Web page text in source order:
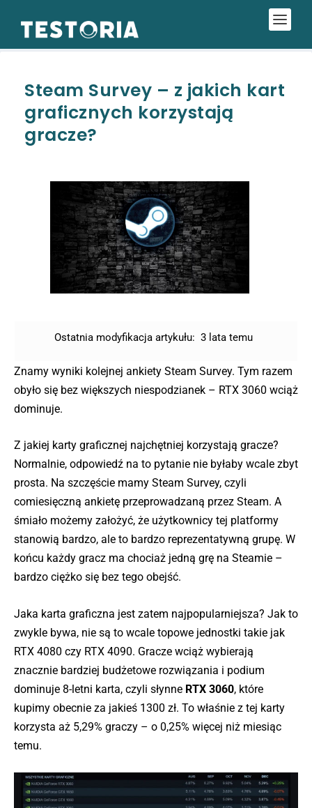
Steam Survey – z jakich kart
graficznych korzystają
gracze?
Ostatnia modyfikacja artykułu: 3 lata temu
Znamy wyniki kolejnej ankiety Steam Survey. Tym razem
obyło się bez większych niespodzianek – RTX 3060 wciąż
dominuje.
Z jakiej karty graficznej najchętniej korzystają gracze?
Normalnie, odpowiedź na to pytanie nie byłaby wcale zbyt
prosta. Na szczęście mamy Steam Survey, czyli
comiesięczną ankietę przeprowadzaną przez Steam. A
śmiało możemy założyć, że użytkownicy tej platformy
stanowią bardzo, ale to bardzo reprezentatywną grupę. W
końcu każdy gracz ma chociaż jedną grę na Steamie –
bardzo ciężko się bez tego obejść.
Jaka karta graficzna jest zatem najpopularniejsza? Jak to
zwykle bywa, nie są to wcale topowe jednostki takie jak
RTX 4080 czy RTX 4090. Gracze wciąż wybierają
znacznie bardziej budżetowe rozwiązania i podium
dominuje 8-letni karta, czyli słynne RTX 3060, które
kupimy obecnie za jakieś 1300 zł. To właśnie z tej karty
korzysta aż 5,29% graczy – o 0,25% więcej niż miesiąc
temu.